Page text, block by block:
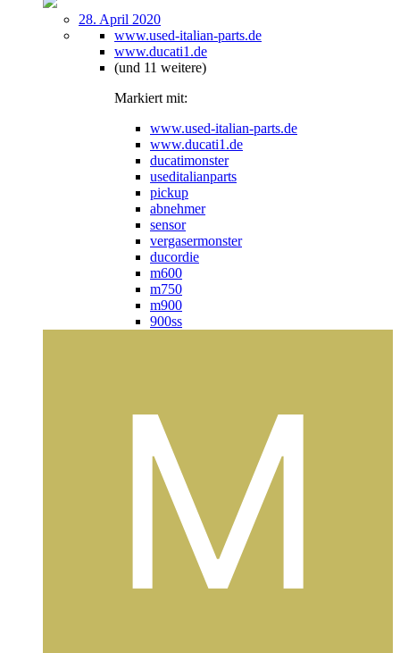
28. April 2020
www.used-italian-parts.de
www.ducati1.de
(und 11 weitere)
Markiert mit:
www.used-italian-parts.de
www.ducati1.de
ducatimonster
useditalianparts
pickup
abnehmer
sensor
vergasermonster
ducordie
m600
m750
m900
900ss